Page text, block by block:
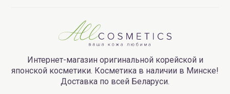
Интернет-магазин оригинальной корейской и
японской косметики. Косметика в наличии в Минске!
Доставка по всей Беларуси.